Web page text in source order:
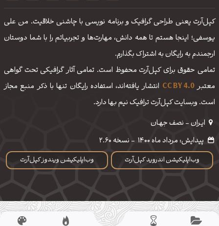
کپل‌آرت یعنی طراحی گرافیک و برنامه نویسی با چاشنی خلاقیت. من علی
یوسفی؛ اینجا هستم تا همه دانش، مهارت‌‌ها و تجربیاتم را با شما دوستان
ارجمندم به رایگان به اشتراک بگذارم.
تمامی حقوق برای کپل‌آرت محفوظ است. تمامی آثار گرافیکی تحت گواهی
معتبرCC BY 4.0 انتشار یافته‌اند، استفاده رایگان تنها با ذکر منبع مجاز
است. وبسایت کپل‌آرت ترافیک نیم بها دارد.
ایـران - نصف جهـان
وب‌اپلیکیشن اندروید کپل‌آرت وب‌اپلیکیشن ویندوز کپل‌آرت
پیدایش: مرداد ماه 1400 - نسخه 2.60